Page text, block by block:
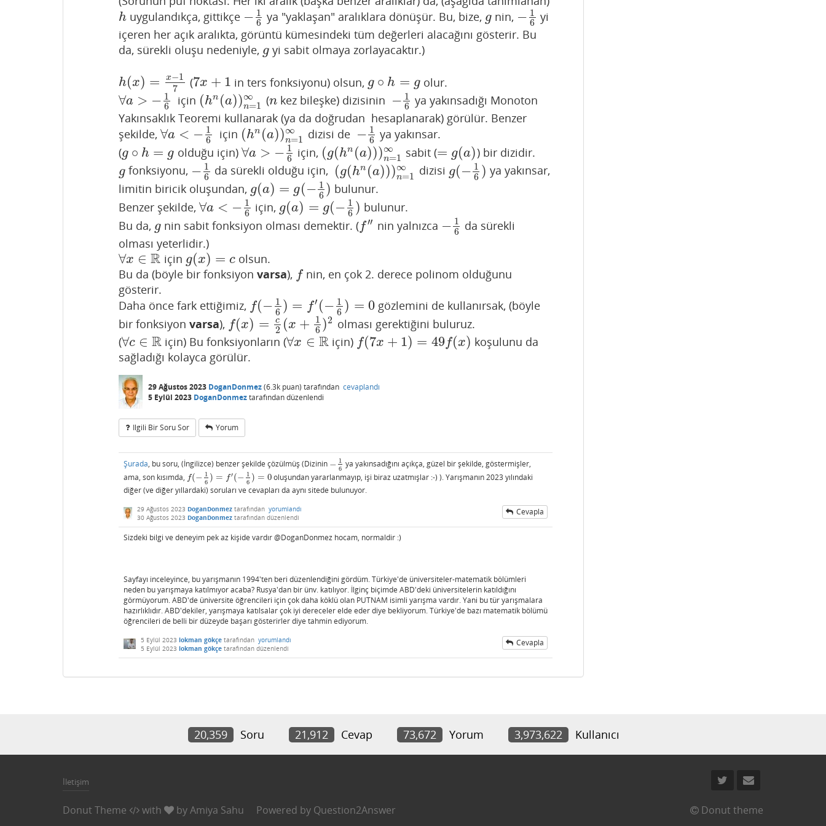
h
huygulandıkça, gittikçe − 1
6
−16 ya "yaklaşan" aralıklara dönüşür. Bu, bize, g
g nin, − 1
6
−16 yi
içeren her açık aralıkta, görüntü kümesindeki tüm değerleri alacağını gösterir. Bu
da, sürekli oluşu nedeniyle, g
g yi sabit olmaya zorlayacaktır.)
h(x) = x−1
7
h(x)=x −1 7 (7x + 1
7x+ 1 in ters fonksiyonu) olsun, g ∘ h = g
g∘h =g olur.
∀a > − 1
6
∀a> −1 6 için (hn (a))∞
n=1
(hn(a))n=1∞ (n
nkez bileşke) dizisinin − 1
6
−16 ya yakınsadığı Monoton
Yakınsaklık Teoremi kullanarak (ya da doğrudan hesaplanarak) görülür. Benzer
şekilde, ∀a < − 1
6
∀a< −1 6 için (hn (a))∞
n=1
(hn(a))n=1∞ dizisi de − 1
6
−16 ya yakınsar.
(g ∘ h = g
g∘h =g olduğu için) ∀a > − 1
6
∀a> −1 6 için, (g(hn (a)))∞
n=1
(g(hn(a)))n=1∞ sabit (= g(a)
=g (a) ) bir dizidir.
g
g fonksiyonu, − 1
6
−16 da sürekli olduğu için, (g(hn (a)))∞
n=1
(g(hn(a)))n=1∞ dizisi g(− 1
6 )
g(−16)
ya yakınsar,
limitin biricik oluşundan, g(a) = g(− 1
6 )
g(a)= g(− 16)
bulunur.
Benzer şekilde, ∀a < − 1
6
∀a< −1 6 için, g(a) = g(− 1
6 )
g(a)= g(− 16)
bulunur.
Bu da, g
g nin sabit fonksiyon olması demektir. (f′′
f″ nin yalnızca − 1
6
−16 da sürekli
olması yeterlidir.)
∀x ∈ R
∀x∈R için g(x) = c
g(x)=c
olsun.
Bu da (böyle bir fonksiyon varsa), f
f nin, en çok 2. derece polinom olduğunu
gösterir.
Daha önce fark ettiğimiz, f(− 1
6 ) = f′ (− 1
6 ) = 0
f(− 16)=f (−1 6)=0
gözlemini de kullanırsak, (böyle
bir fonksiyon varsa), f(x) = c
2 (x +
1
6 )2
f(x)=c 2(x +1 6)2
olması gerektiğini buluruz.
(∀c ∈ R
∀c∈R için) Bu fonksiyonların (∀x ∈ R
∀x∈R için) f(7x + 1) = 49f(x)
f(7x+1 )=49f x)
koşulunu da
sağladığı kolayca görülür.
29 Ağustos 2023 DoganDonmez(6.3k puan) tarafından cevaplandı
5 Eylül 2023 DoganDonmeztarafındandüzenlendi
Ilgili Bir Soru Sor Yorum
Şurada, bu soru, (İngilizce) benzer şekilde çözülmüş (Dizinin − 1
6
−16 ya yakınsadığını açıkça, güzel bir şekilde, göstermişler,
ama, son kısımda, f(− 1
6 ) = f′(− 1
6 ) = 0
f(−16)=f (− 16)=0
oluşundan yararlanmayıp, işi biraz uzatmışlar :-) ). Yarışmanın 2023 yılındaki
diğer (ve diğer yıllardaki) soruları ve cevapları da aynı sitede bulunuyor.
29 Ağustos 2023 DoganDonmez tarafından yorumlandı
30 Ağustos 2023 DoganDonmez tarafından düzenlendi
Cevapla
Sizdeki bilgi ve deneyim pek az kişide vardır @DoganDonmez hocam, normaldir :)
Sayfayı inceleyince, bu yarışmanın 1994'ten beri düzenlendiğini gördüm. Türkiye'de üniversiteler-matematik bölümleri
neden bu yarışmaya katılmıyor acaba? Rusya'dan bir ünv. katılıyor. İlginç biçimde ABD'deki üniversitelerin katıldığını
görmüyorum. ABD'de üniversite öğrencileri için çok daha köklü olan PUTNAM isimli yarışma vardır. Yani bu tür yarışmalara
hazırlıklıdır. ABD'dekiler, yarışmaya katılsalar çok iyi dereceler elde eder diye bekliyorum. Türkiye'de bazı matematik bölümü
öğrencileri de belli bir düzeyde başarı gösterirler diye tahmin ediyorum.
5 Eylül 2023 lokman gökçe tarafından yorumlandı
5 Eylül 2023 lokman gökçe tarafından düzenlendi
Cevapla
20,359 Soru 21,912 Cevap 73,672 Yorum 3,973,622 Kullanıcı
İletişim
Donut Theme with byAmiya Sahu Powered by Question2Answer Donut theme